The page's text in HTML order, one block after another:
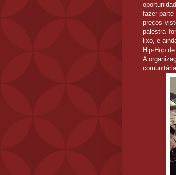
fazer parte
preços
palestra
lixo, e
Hip-Hop
A